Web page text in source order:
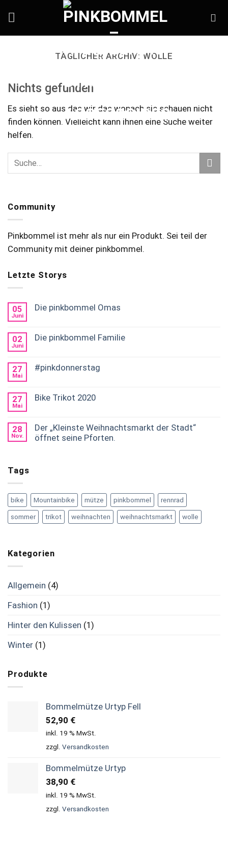
TÄGLICHER ARCHIV: WOLLE
Nichts gefunden
Es sieht so aus das wir das wonach sie schauen nicht
finden können. Vielleicht kann ihnen eine Suche weiter
helfen.
Community
Pinkbommel ist mehr als nur ein Produkt. Sei teil der
Community mit deiner pinkbommel.
Letzte Storys
05
Juni
Die pinkbommel Omas
02
Juni
Die pinkbommel Familie
27
Mai
#pinkdonnerstag
27
Mai
Bike Trikot 2020
28
Nov.
Der „Kleinste Weihnachtsmarkt der Stadt“
öffnet seine Pforten.
Tags
bike Mountainbike mütze pinkbommel rennrad
sommer trikot weihnachten weihnachtsmarkt wolle
Kategorien
Allgemein (4)
Fashion (1)
Hinter den Kulissen (1)
Winter (1)
Produkte
Bommelmütze Urtyp Fell
52,90 €
inkl. 19 % MwSt.
zzgl. Versandkosten
Bommelmütze Urtyp
38,90 €
inkl. 19 % MwSt.
zzgl. Versandkosten